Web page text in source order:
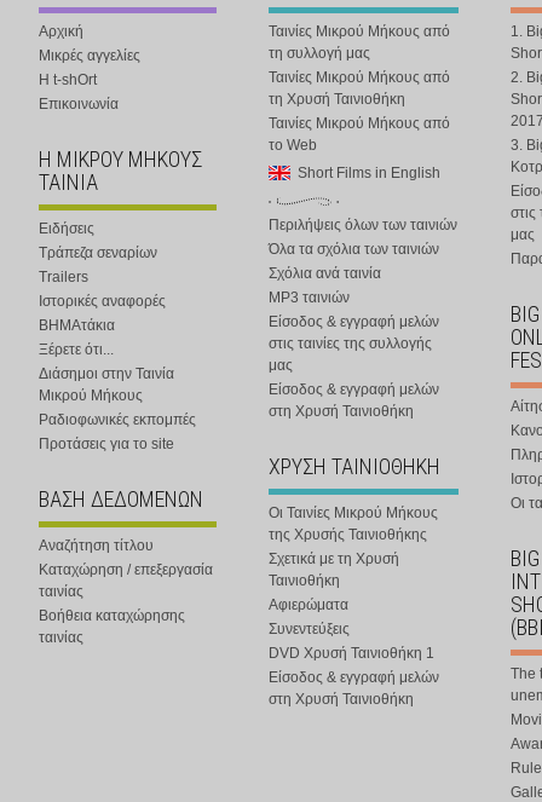
Αρχική
Μικρές αγγελίες
Η t-shOrt
Επικοινωνία
Η ΜΙΚΡΟΥ ΜΗΚΟΥΣ
ΤΑΙΝΙΑ
Ειδήσεις
Τράπεζα σεναρίων
Trailers
Ιστορικές αναφορές
ΒΗΜΑτάκια
Ξέρετε ότι...
Διάσημοι στην Ταινία
Μικρού Μήκους
Ραδιοφωνικές εκπομπές
Προτάσεις για το site
ΒΑΣΗ ΔΕΔΟΜΕΝΩΝ
Αναζήτηση τίτλου
Καταχώρηση / επεξεργασία
ταινίας
Βοήθεια καταχώρησης
ταινίας
Ταινίες Μικρού Μήκους από
τη συλλογή μας
Ταινίες Μικρού Μήκους από
τη Χρυσή Ταινιοθήκη
Ταινίες Μικρού Μήκους από
το Web
Short Films in English
Περιλήψεις όλων των ταινιών
Όλα τα σχόλια των ταινιών
Σχόλια ανά ταινία
MP3 ταινιών
Είσοδος & εγγραφή μελών
στις ταινίες της συλλογής
μας
Είσοδος & εγγραφή μελών
στη Χρυσή Ταινιοθήκη
ΧΡΥΣΗ ΤΑΙΝΙΟΘΗΚΗ
Οι Ταινίες Μικρού Μήκους
της Χρυσής Ταινιοθήκης
Σχετικά με τη Χρυσή
Ταινιοθήκη
Αφιερώματα
Συνεντεύξεις
DVD Χρυσή Ταινιοθήκη 1
Είσοδος & εγγραφή μελών
στη Χρυσή Ταινιοθήκη
1.
2.
3.
στις
μας
Οι
The